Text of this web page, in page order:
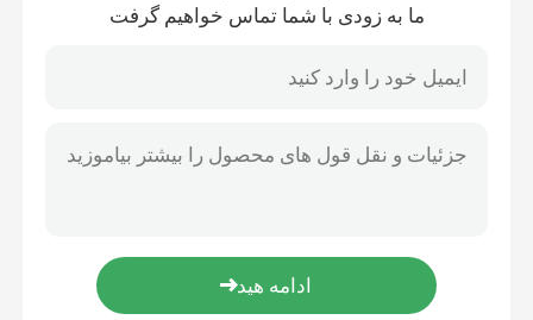
بوش بازوی کنترل تعلیق
ما به زودی با شما تماس خواهیم گرفت